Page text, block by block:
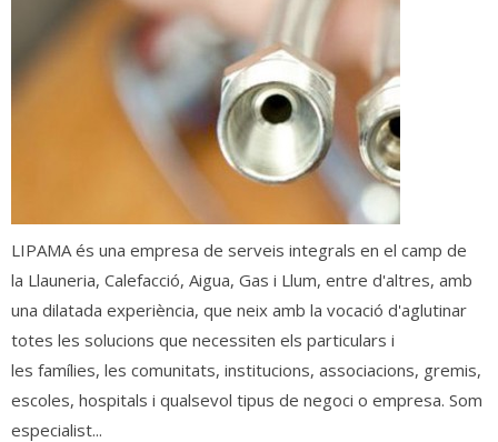
LIPAMA és una empresa de serveis integrals en el camp de
la Llauneria, Calefacció, Aigua, Gas i Llum, entre d'altres, amb
una dilatada experiència, que neix amb la vocació d'aglutinar
totes les solucions que necessiten els particulars i
les famílies, les comunitats, institucions, associacions, gremis,
escoles, hospitals i qualsevol tipus de negoci o empresa. Som
especialist...